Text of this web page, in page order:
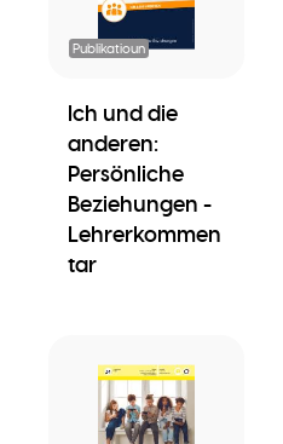
Publikatioun
Ich und die
anderen:
Persönliche
Beziehungen -
Lehrerkommen
tar